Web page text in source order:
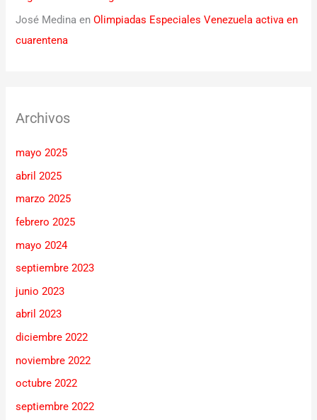
José Medina enOlimpiadas Especiales Venezuela activa en
cuarentena
Archivos
mayo 2025
abril 2025
marzo 2025
febrero 2025
mayo 2024
septiembre 2023
junio 2023
abril 2023
diciembre 2022
noviembre 2022
octubre 2022
septiembre 2022